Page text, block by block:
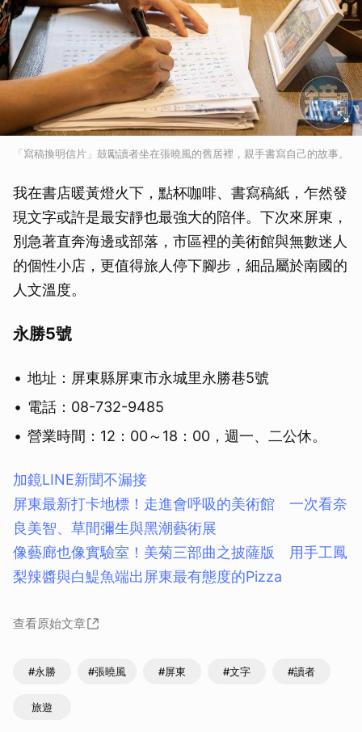
「寫稿換明信片」鼓勵讀者坐在張曉風的舊居裡，親手書寫自己的故事。
我在書店暖黃燈火下，點杯咖啡、書寫稿紙，乍然發
現文字或許是最安靜也最強大的陪伴。下次來屏東，
別急著直奔海邊或部落，市區裡的美術館與無數迷人
的個性小店，更值得旅人停下腳步，細品屬於南國的
人文溫度。
永勝5號
地址：屏東縣屏東市永城里永勝巷5號
電話：08-732-9485
營業時間：12：00～18：00，週一、二公休。
加鏡LINE新聞不漏接
屏東最新打卡地標！走進會呼吸的美術館 一次看奈
良美智、草間彌生與黑潮藝術展
像藝廊也像實驗室！美菊三部曲之披薩版 用手工鳳
梨辣醬與白鯷魚端出屏東最有態度的Pizza
查看原始文章
#永勝 #張曉風 #屏東 #文字 #讀者
旅遊
取消